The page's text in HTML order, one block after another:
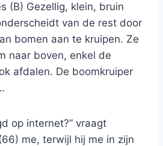
(B) Gezellig, klein, bruin
van de rest door
bomen aan te kruipen. Ze
naar boven, enkel de
afdalen. De boomkruiper
op internet?” vraagt
me, terwijl hij me in zijn